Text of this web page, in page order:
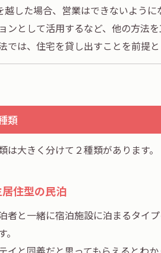
越した場合、営業はできないよう
ンとして活用するなど、他の方法
では、住宅を貸し出すことを前提
類
は大きく分けて２種類があります。
住型の民泊
者と一緒に宿泊施設に泊まるタイ